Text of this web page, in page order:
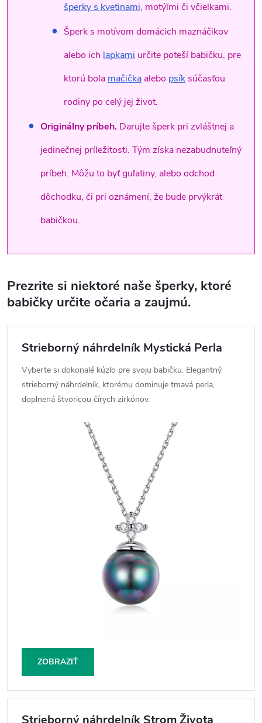
šperky s kvetinami, motýľmi či včielkami.
Šperk s motívom domácich maznáčikov
alebo ich lapkami určite poteší babičku, pre
ktorú bola mačička alebo psík súčasťou
rodiny po celý jej život.
Originálny príbeh. Darujte šperk pri zvláštnej a
jedinečnej príležitosti. Tým získa nezabudnuteľný
príbeh. Môžu to byť guľatiny, alebo odchod
dôchodku, či pri oznámení, že bude prvýkrát
babičkou.
Prezrite si niektoré naše šperky, ktoré
babičky určite očaria a zaujmú.
Strieborný náhrdelník Mystická Perla
Vyberte si dokonalé kúzlo pre svoju babičku. Elegantný
strieborný náhrdelník, ktorému dominuje tmavá perla,
doplnená štvoricou čírych zirkónov.
ZOBRAZIŤ
Strieborný náhrdelník Strom Života